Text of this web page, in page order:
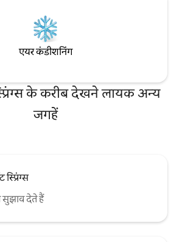
एयर कंडीशनिंग
के करीब देखने लायक अन्य
जगहें
सुझाव देते हैं